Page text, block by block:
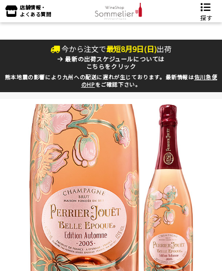
店舗情報・
よくある質問
探す
今から注文で最短8月9日(日)出荷
最新の出荷スケジュールについては
こちらをクリック
熊本地震の影響により九州への配送に遅れが生じております。最新情報は佐川急便
のHPをご確認下さい。